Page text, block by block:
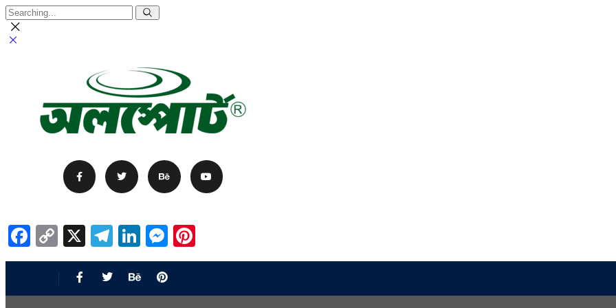
Facebook
Copy
Link
X Telegram
LinkedIn
Messenger